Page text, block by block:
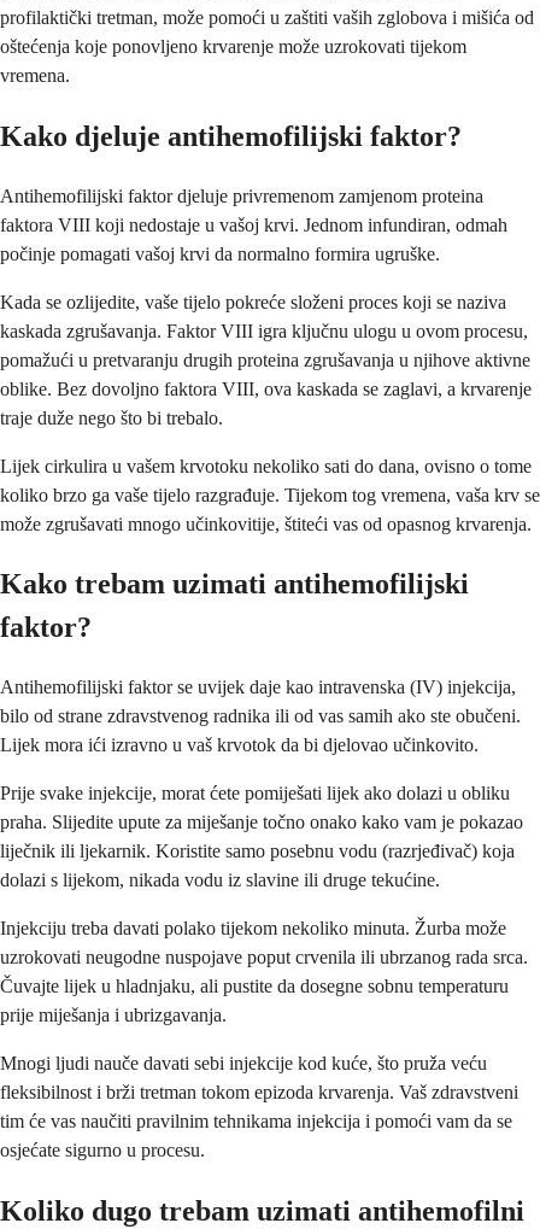
profilaktički tretman, može pomoći u zaštiti vaših zglobova i mišića od
oštećenja koje ponovljeno krvarenje može uzrokovati tijekom
vremena.
Kako djeluje antihemofilijski faktor?
Antihemofilijski faktor djeluje privremenom zamjenom proteina
faktora VIII koji nedostaje u vašoj krvi. Jednom infundiran, odmah
počinje pomagati vašoj krvi da normalno formira ugruške.
Kada se ozlijedite, vaše tijelo pokreće složeni proces koji se naziva
kaskada zgrušavanja. Faktor VIII igra ključnu ulogu u ovom procesu,
pomažući u pretvaranju drugih proteina zgrušavanja u njihove aktivne
oblike. Bez dovoljno faktora VIII, ova kaskada se zaglavi, a krvarenje
traje duže nego što bi trebalo.
Lijek cirkulira u vašem krvotoku nekoliko sati do dana, ovisno o tome
koliko brzo ga vaše tijelo razgrađuje. Tijekom tog vremena, vaša krv se
može zgrušavati mnogo učinkovitije, štiteći vas od opasnog krvarenja.
Kako trebam uzimati antihemofilijski
faktor?
Antihemofilijski faktor se uvijek daje kao intravenska (IV) injekcija,
bilo od strane zdravstvenog radnika ili od vas samih ako ste obučeni.
Lijek mora ići izravno u vaš krvotok da bi djelovao učinkovito.
Prije svake injekcije, morat ćete pomiješati lijek ako dolazi u obliku
praha. Slijedite upute za miješanje točno onako kako vam je pokazao
liječnik ili ljekarnik. Koristite samo posebnu vodu (razrjeđivač) koja
dolazi s lijekom, nikada vodu iz slavine ili druge tekućine.
Injekciju treba davati polako tijekom nekoliko minuta. Žurba može
uzrokovati neugodne nuspojave poput crvenila ili ubrzanog rada srca.
Čuvajte lijek u hladnjaku, ali pustite da dosegne sobnu temperaturu
prije miješanja i ubrizgavanja.
Mnogi ljudi nauče davati sebi injekcije kod kuće, što pruža veću
fleksibilnost i brži tretman tokom epizoda krvarenja. Vaš zdravstveni
tim će vas naučiti pravilnim tehnikama injekcija i pomoći vam da se
osjećate sigurno u procesu.
Koliko dugo trebam uzimati antihemofilni